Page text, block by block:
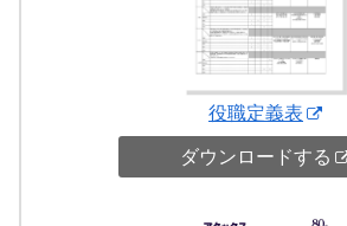
役職定義表
ダウンロードする